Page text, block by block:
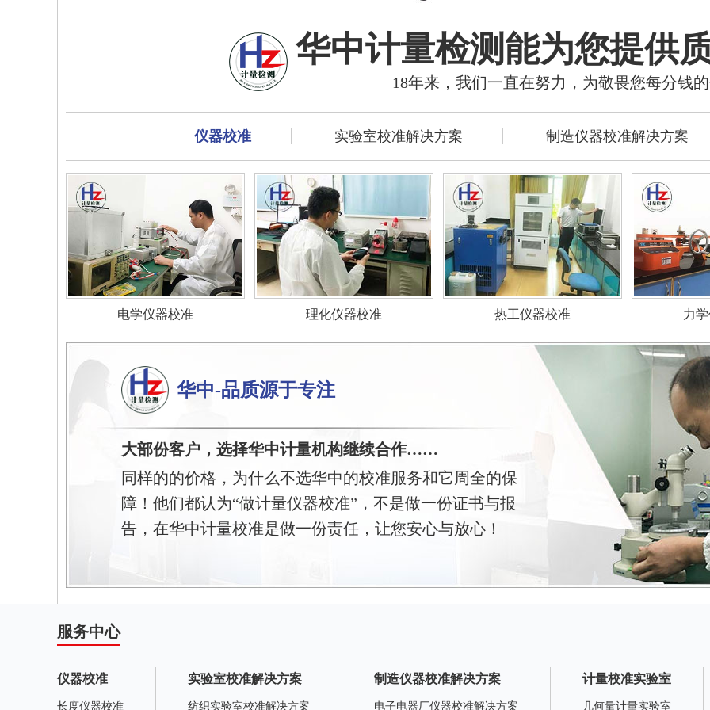
华中计量检测能为您提供
18年来，我们一直在努力，为敬畏您每分钱
仪器校准 实验室校准解决方案 制造仪器校准解决方案
电学仪器校准 理化仪器校准 热工仪器校准 力
华中-品质源于专注
大部份客户，选择华中计量机构继续合作……
同样的的价格，为什么不选华中的校准服务和它周全的保
障！他们都认为“做计量仪器校准”，不是做一份证书与报
告，在华中计量校准是做一份责任，让您安心与放心！
服务中心
仪器校准
长度仪器校准
实验室校准解决方案
纺织实验室校准解决方案
制造仪器校准解决方案
电子电器厂仪器校准解决方案
计量校准实验室
几何量计量实验室